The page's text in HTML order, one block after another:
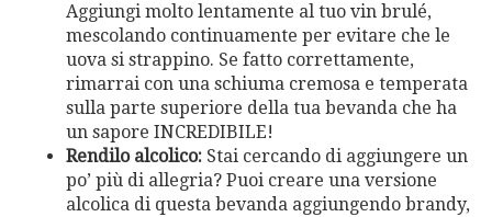
Aggiungi molto lentamente al tuo vin brulé,
mescolando continuamente per evitare che le
uova si strappino. Se fatto correttamente,
rimarrai con una schiuma cremosa e temperata
sulla parte superiore della tua bevanda che ha
un sapore INCREDIBILE!
Rendilo alcolico: Stai cercando di aggiungere un
po’ più di allegria? Puoi creare una versione
alcolica di questa bevanda aggiungendo brandy,